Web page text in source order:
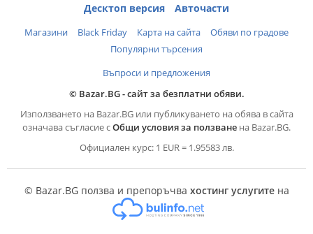
Десктоп версия
Авточасти
Магазини Black Friday Карта на сайта
Обяви по градове
Популярни търсения
Въпроси и предложения
© Bazar.BG - сайт за безплатни обяви.
Използването на Bazar.BG или публикуването на обява в сайта
означава съгласие сОбщи условия за ползване на Bazar.BG.
Официален курс: 1 EUR = 1.95583 лв.
© Bazar.BG ползва и препоръчва хостинг услугитена